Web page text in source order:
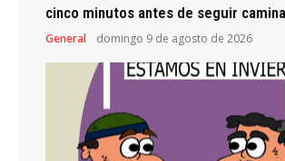
cinco minutos antes de seguir
General domingo 9 de agosto de 2026